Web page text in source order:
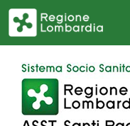
Salta al contenuto principale